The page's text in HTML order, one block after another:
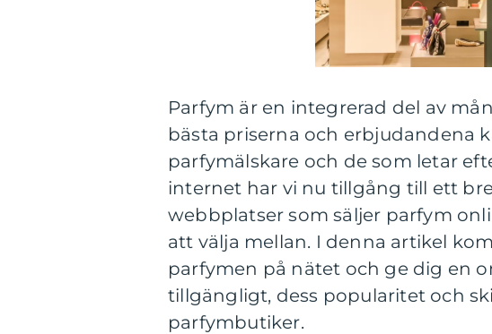
Parfym är en integrerad del av
bästa priserna och erbjudandena
parfymälskare och de som letar
internet har vi nu tillgång till ett
webbplatser som säljer parfym
att välja mellan. I denna artikel
parfymen på nätet och ge dig en
tillgängligt, dess popularitet och
parfymbutiker.